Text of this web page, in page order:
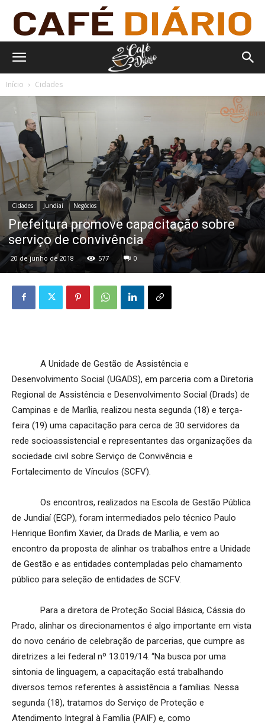
Início Cidades
Cidades Jundiaí Negócios
Prefeitura promove capacitação sobre
serviço de convivência
20 de junho de 2018 577 0
A Unidade de Gestão de Assistência e
Desenvolvimento Social (UGADS), em parceria com a Diretoria
Regional de Assistência e Desenvolvimento Social (Drads) de
Campinas e de Marília, realizou nesta segunda (18) e terça-
feira (19) uma capacitação para cerca de 30 servidores da
rede socioassistencial e representantes das organizações da
sociedade civil sobre Serviço de Convivência e
Fortalecimento de Vínculos (SCFV).
Os encontros, realizados na Escola de Gestão Pública
de Jundiaí (EGP), foram intermediados pelo técnico Paulo
Henrique Bonfim Xavier, da Drads de Marília, e vem ao
encontro da proposta de alinhar os trabalhos entre a Unidade
de Gestão e as entidades contempladas pelo chamamento
público para seleção de entidades de SCFV.
Para a diretora de Proteção Social Básica, Cássia do
Prado, alinhar os direcionamentos é algo importante em vista
do novo cenário de celebração de parcerias, que cumpre as
diretrizes a lei federal nº 13.019/14. “Na busca por uma
sintonia de linguagem, a capacitação está trabalhando
diversos temos referentes à assistência a famílias. Nessa
segunda (18), tratamos do Serviço de Proteção e
Atendimento Integral à Família (PAIF) e, como